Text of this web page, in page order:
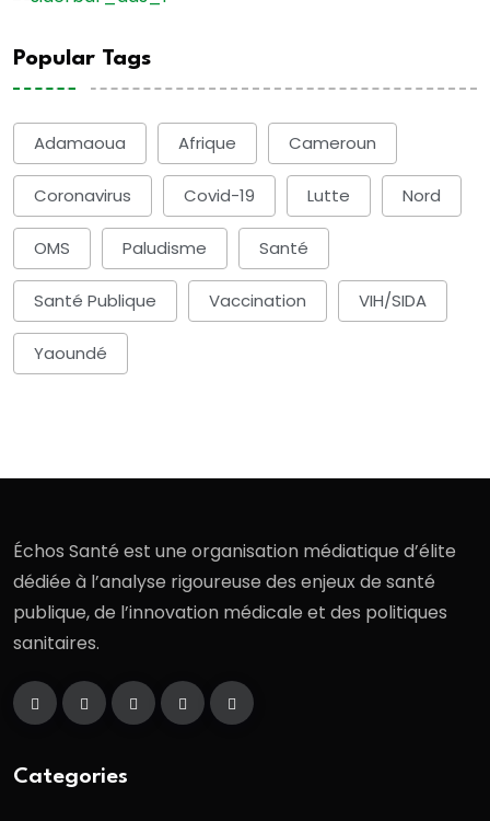
Popular Tags
Adamaoua Afrique Cameroun
Coronavirus Covid-19 Lutte Nord
OMS Paludisme Santé
Santé Publique Vaccination VIH/SIDA
Yaoundé
Échos Santé est une organisation médiatique d’élite
dédiée à l’analyse rigoureuse des enjeux de santé
publique, de l’innovation médicale et des politiques
sanitaires.
Categories